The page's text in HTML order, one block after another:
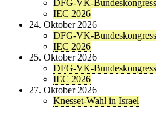
DFG-VK-Bundeskongress
IEC 2026
24. Oktober 2026
DFG-VK-Bundeskongress
IEC 2026
25. Oktober 2026
DFG-VK-Bundeskongress
IEC 2026
27. Oktober 2026
Knesset-Wahl in Israel